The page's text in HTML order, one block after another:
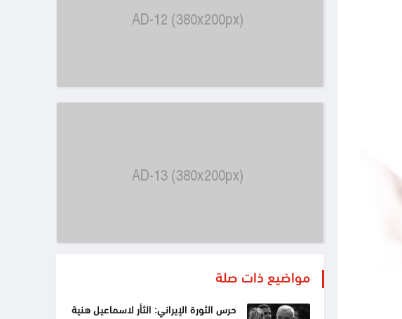
مواضيع ذات صلة
حرس الثورة الإيراني: الثأر لاسماعيل هنية